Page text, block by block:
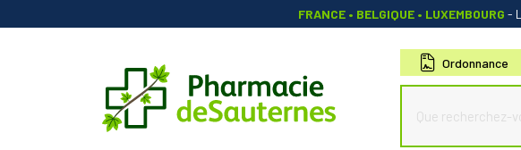
FRANCE • BELGIQUE • LUXEMBOURG -
Pharmacie de Sauternes
Ordonnance